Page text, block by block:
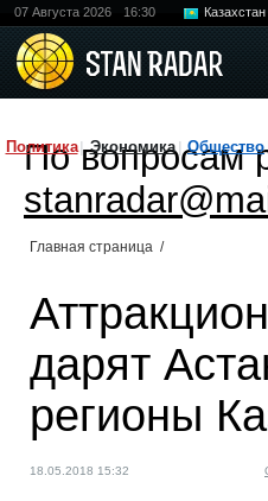
07 Августа 2026 16:30 Казахстан
Политика Экономика Общество
По вопросам
Главная страница /
дарят
регионы
18.05.2018 15:32